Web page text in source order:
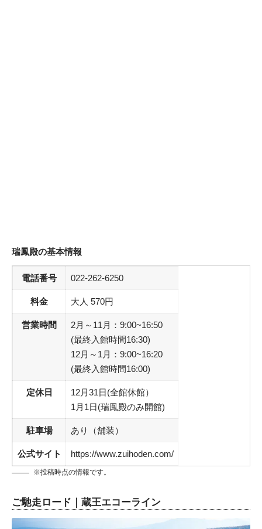
瑞鳳殿の基本情報
電話番号 022-262-6250
料金 大人 570円
営業時間
2月～11月：9:00~16:50
(最終入館時間16:30)
12月～1月：9:00~16:20
(最終入館時間16:00)
定休日
12月31日(全館休館）
1月1日(瑞鳳殿のみ開館)
駐車場 あり（舗装）
公式サイト https://www.zuihoden.com/
※投稿時点の情報です。
ご馳走ロード｜蔵王エコーライン